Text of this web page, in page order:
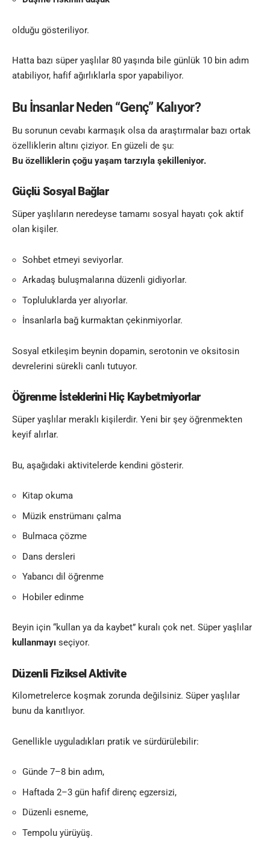
olduğu gösteriliyor.
Hatta bazı süper yaşlılar 80 yaşında bile günlük 10 bin adım
atabiliyor, hafif ağırlıklarla spor yapabiliyor.
Bu İnsanlar Neden “Genç” Kalıyor?
Bu sorunun cevabı karmaşık olsa da araştırmalar bazı ortak
özelliklerin altını çiziyor. En güzeli de şu:
Bu özelliklerin çoğu yaşam tarzıyla şekilleniyor.
Güçlü Sosyal Bağlar
Süper yaşlıların neredeyse tamamı sosyal hayatı çok aktif
olan kişiler.
Sohbet etmeyi seviyorlar.
Arkadaş buluşmalarına düzenli gidiyorlar.
Topluluklarda yer alıyorlar.
İnsanlarla bağ kurmaktan çekinmiyorlar.
Sosyal etkileşim beynin dopamin, serotonin ve oksitosin
devrelerini sürekli canlı tutuyor.
Öğrenme İsteklerini Hiç Kaybetmiyorlar
Süper yaşlılar meraklı kişilerdir. Yeni bir şey öğrenmekten
keyif alırlar.
Bu, aşağıdaki aktivitelerde kendini gösterir.
Kitap okuma
Müzik enstrümanı çalma
Bulmaca çözme
Dans dersleri
Yabancı dil öğrenme
Hobiler edinme
Beyin için “kullan ya da kaybet” kuralı çok net. Süper yaşlılar
kullanmayı seçiyor.
Düzenli Fiziksel Aktivite
Kilometrelerce koşmak zorunda değilsiniz. Süper yaşlılar
bunu da kanıtlıyor.
Genellikle uyguladıkları pratik ve sürdürülebilir:
Günde 7–8 bin adım,
Haftada 2–3 gün hafif direnç egzersizi,
Düzenli esneme,
Tempolu yürüyüş.